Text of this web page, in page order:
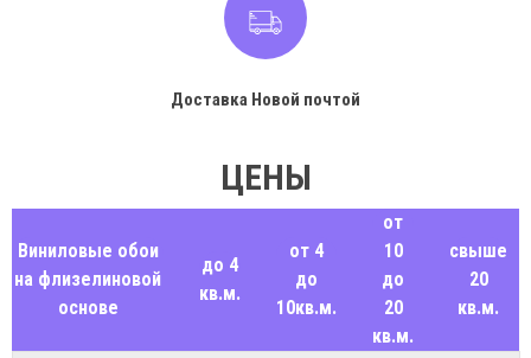
Доставка Новой почтой
ЦЕНЫ
Виниловые обои
на флизелиновой
основе
до 4
кв.м.
от 4
до
10кв.м.
от
10
до
20
кв.м.
свыше
20
кв.м.